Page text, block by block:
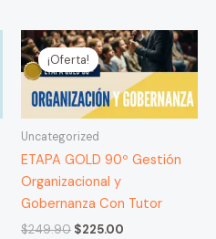
¡Oferta!
¡Oferta!
Uncategorized
ETAPA GOLD 90º Gestión
Organizacional y
Gobernanza Con Tutor
$249.90
El
precio
original
$249.90.
$225.00
El
precio
actual
es:
$225.00.